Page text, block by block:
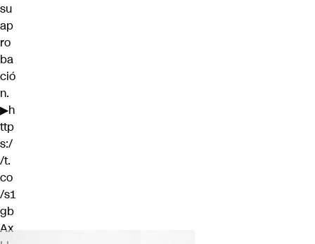
su
ap
ro
ba
ció
n.
▶h
ttp
s:/
/t.
co
/s1
gb
Ax